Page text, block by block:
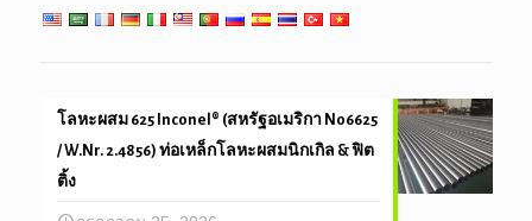
โลหะผสม 625 Inconel® (สหรัฐอเมริกา N06625
/ W.Nr. 2.4856) ท่อเหล็กโลหะผสมนิกเกิล & ฟิต
ติ้ง